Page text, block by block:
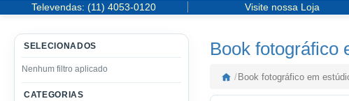
Televendas: (11) 4053-0120 Visite nossa Loja
SELECIONADOS
Nenhum filtro aplicado
CATEGORIAS
Book fotográfico
/Book fotográfico em